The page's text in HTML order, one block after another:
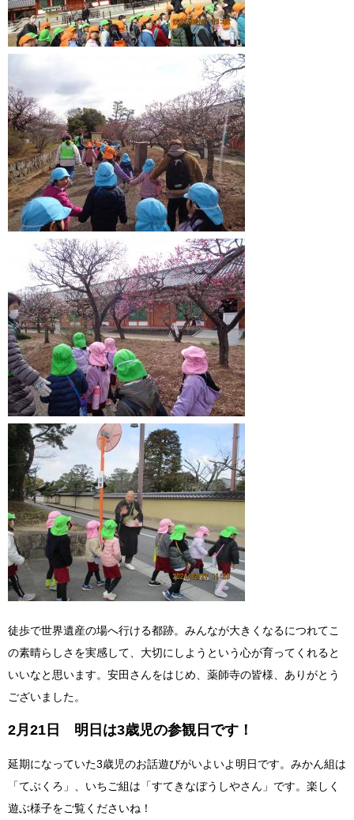
徒歩で世界遺産の場へ行ける都跡。みんなが大きくなるにつれてこ
の素晴らしさを実感して、大切にしようという心が育ってくれると
いいなと思います。安田さんをはじめ、薬師寺の皆様、ありがとう
ございました。
2月21日 明日は3歳児の参観日です！
延期になっていた3歳児のお話遊びがいよいよ明日です。みかん組は
「てぶくろ」、いちご組は「すてきなぼうしやさん」です。楽しく
遊ぶ様子をご覧くださいね！